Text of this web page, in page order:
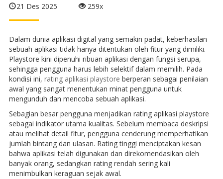
21 Des 2025 259x
Dalam dunia aplikasi digital yang semakin padat, keberhasilan
sebuah aplikasi tidak hanya ditentukan oleh fitur yang dimiliki.
Playstore kini dipenuhi ribuan aplikasi dengan fungsi serupa,
sehingga pengguna harus lebih selektif dalam memilih. Pada
kondisi ini, rating aplikasi playstore berperan sebagai penilaian
awal yang sangat menentukan minat pengguna untuk
mengunduh dan mencoba sebuah aplikasi.
Sebagian besar pengguna menjadikan rating aplikasi playstore
sebagai indikator utama kualitas. Sebelum membaca deskripsi
atau melihat detail fitur, pengguna cenderung memperhatikan
jumlah bintang dan ulasan. Rating tinggi menciptakan kesan
bahwa aplikasi telah digunakan dan direkomendasikan oleh
banyak orang, sedangkan rating rendah sering kali
menimbulkan keraguan sejak awal.